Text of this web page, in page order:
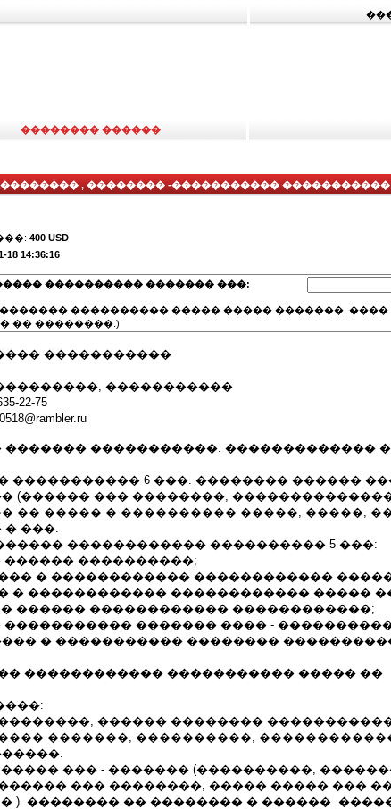
�������� ������
, �������� -����������� �����������
400 USD
18 14:36:16
���������� ������� ���:
���������� ����� ����� �������, ����
�� ��������.)
�����������
�����������
22-75
�����������. ������������� �
����������� 6 ���. �������� ������
(������ ��� ��������,
�� ����� � ���������� �����, �����,
���.
������������ ���������� 5 ���:
������ ����������;
� ������������ ������������
� ������������ ������������ �����
������ ������������ ������������;
����������� ������� ���� -
� ����������� ��������
������������ ����������� ����� ��
������ ��������
�������, ����������,
��� - ������� (����������,
��� ��������, ����� ����� ���
�������� �� �������� � ������.